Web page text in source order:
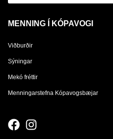
MENNING Í KÓPAVOGI
Viðburðir
Sýningar
Mekó fréttir
Menningarstefna Kópavogsbæjar